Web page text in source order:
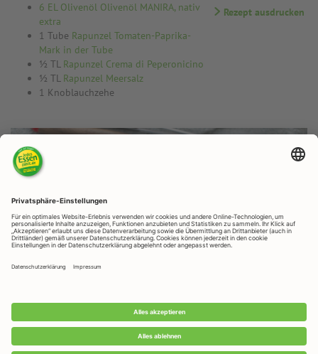
Rezept ausdrucken
6 EL Olivenöl Olivenöl MANIRA, nativ
extra
1 Tube Rapunzel Tomaten-Paprika-
Mark in der Tube
½ TL Rapunzel Crema di Peperonicino
½ TL Rapunzel Meersalz
1 Knoblauchzehe